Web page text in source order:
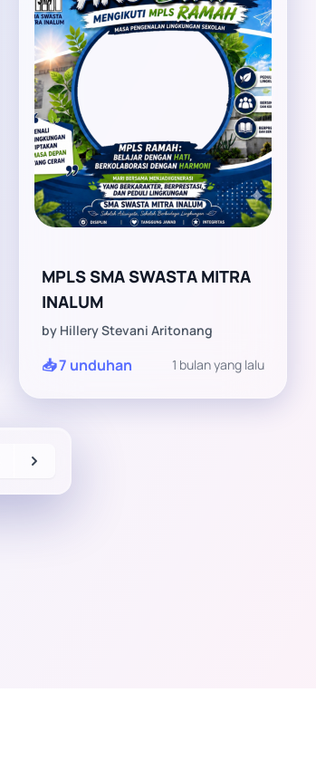
MPLS SMA SWASTA MITRA
INALUM
by Hillery Stevani Aritonang
📥 7 unduhan 1 bulan yang lalu